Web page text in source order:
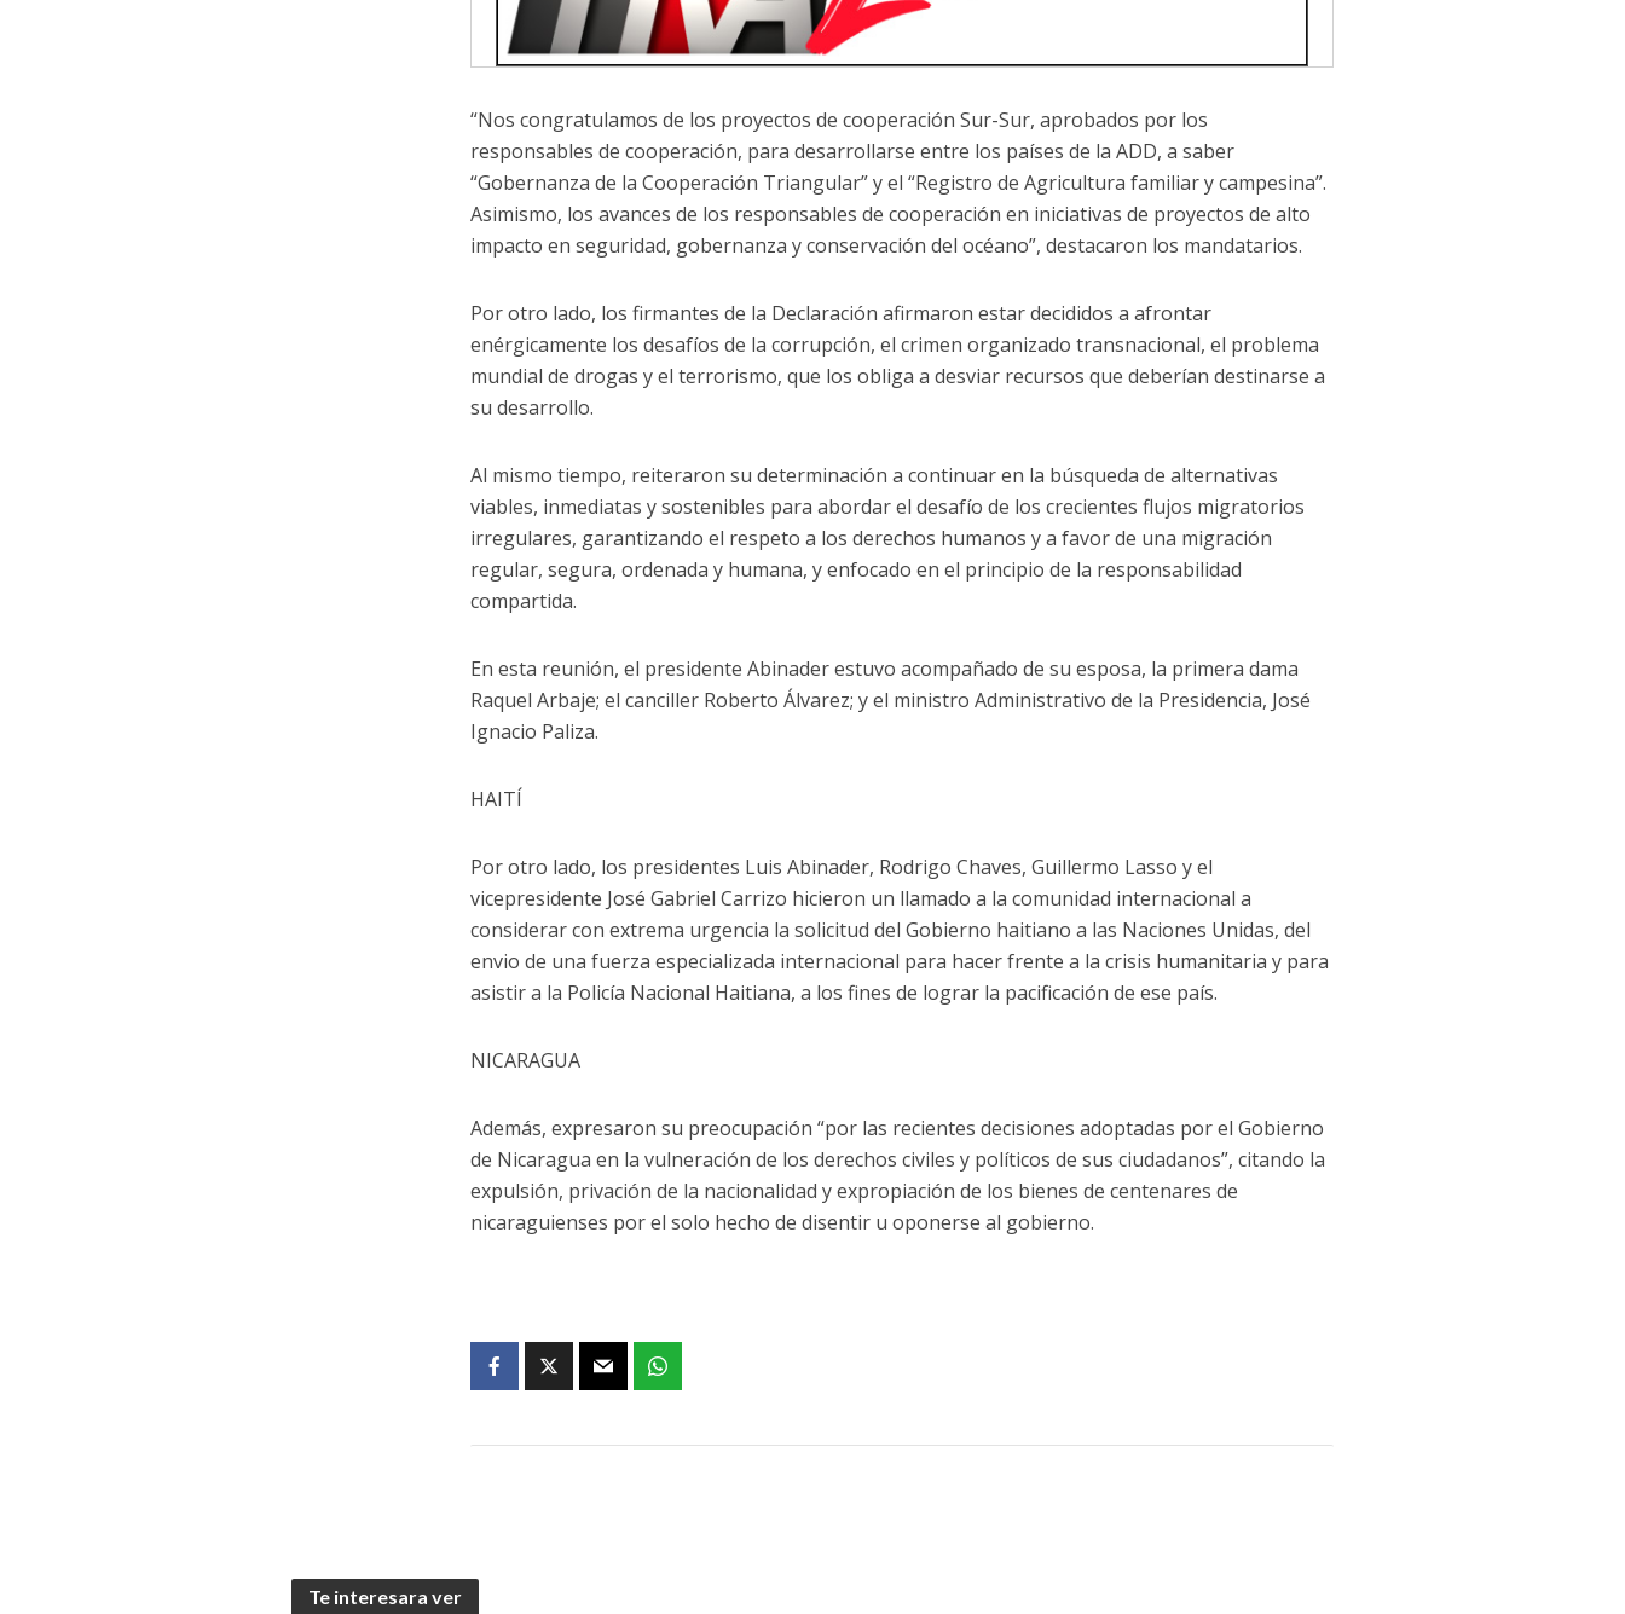
“Nos congratulamos de los proyectos de cooperación Sur-Sur, aprobados por los
responsables de cooperación, para desarrollarse entre los países de la ADD, a saber
“Gobernanza de la Cooperación Triangular” y el “Registro de Agricultura familiar y campesina”.
Asimismo, los avances de los responsables de cooperación en iniciativas de proyectos de alto
impacto en seguridad, gobernanza y conservación del océano”, destacaron los mandatarios.
Por otro lado, los firmantes de la Declaración afirmaron estar decididos a afrontar
enérgicamente los desafíos de la corrupción, el crimen organizado transnacional, el problema
mundial de drogas y el terrorismo, que los obliga a desviar recursos que deberían destinarse a
su desarrollo.
Al mismo tiempo, reiteraron su determinación a continuar en la búsqueda de alternativas
viables, inmediatas y sostenibles para abordar el desafío de los crecientes flujos migratorios
irregulares, garantizando el respeto a los derechos humanos y a favor de una migración
regular, segura, ordenada y humana, y enfocado en el principio de la responsabilidad
compartida.
En esta reunión, el presidente Abinader estuvo acompañado de su esposa, la primera dama
Raquel Arbaje; el canciller Roberto Álvarez; y el ministro Administrativo de la Presidencia, José
Ignacio Paliza.
HAITÍ
Por otro lado, los presidentes Luis Abinader, Rodrigo Chaves, Guillermo Lasso y el
vicepresidente José Gabriel Carrizo hicieron un llamado a la comunidad internacional a
considerar con extrema urgencia la solicitud del Gobierno haitiano a las Naciones Unidas, del
envio de una fuerza especializada internacional para hacer frente a la crisis humanitaria y para
asistir a la Policía Nacional Haitiana, a los fines de lograr la pacificación de ese país.
NICARAGUA
Además, expresaron su preocupación “por las recientes decisiones adoptadas por el Gobierno
de Nicaragua en la vulneración de los derechos civiles y políticos de sus ciudadanos”, citando la
expulsión, privación de la nacionalidad y expropiación de los bienes de centenares de
nicaraguienses por el solo hecho de disentir u oponerse al gobierno.
Te interesara ver